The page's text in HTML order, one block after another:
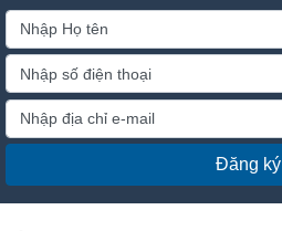
Đăng ký